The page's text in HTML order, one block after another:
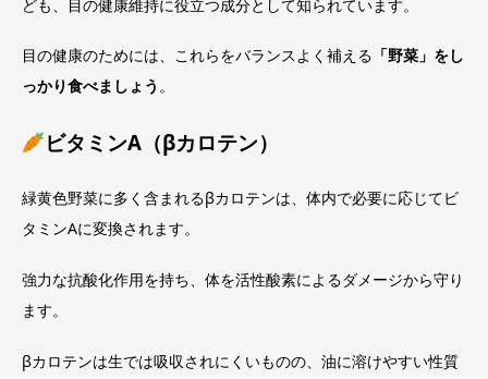
ども、目の健康維持に役立つ成分として知られています。
目の健康のためには、これらをバランスよく補える 「野菜」をし
っかり食べましょう 。
ビタミンA（βカロテン）
緑黄色野菜に多く含まれるβカロテンは、体内で必要に応じてビ
タミンAに変換されます。
強力な抗酸化作用を持ち、体を活性酸素によるダメージから守り
ます。
βカロテンは生では吸収されにくいものの、油に溶けやすい性質